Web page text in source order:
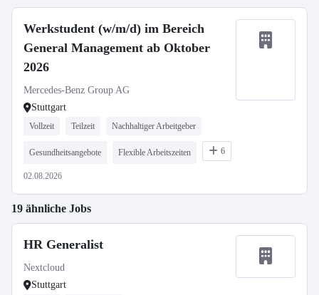
Werkstudent (w/m/d) im Bereich
General Management ab Oktober
2026
Mercedes-Benz Group AG
Stuttgart
Vollzeit Teilzeit Nachhaltiger Arbeitgeber
Gesundheitsangebote Flexible Arbeitszeiten 6
02.08.2026
19 ähnliche Jobs
HR Generalist
Nextcloud
Stuttgart